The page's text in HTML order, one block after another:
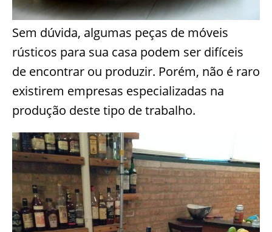
Sem dúvida, algumas peças de móveis
rústicos para sua casa podem ser difíceis
de encontrar ou produzir. Porém, não é raro
existirem empresas especializadas na
produção deste tipo de trabalho.